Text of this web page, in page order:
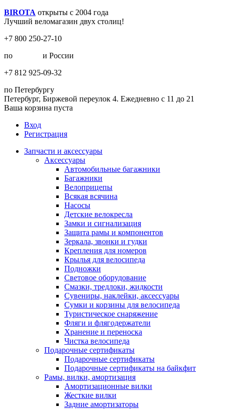
BIROTA открыты с 2004 года
Лучший веломагазин двух столиц!
+7 800 250-27-10
по
и России
+7 812 925-09-32
по Петербургу
Петербург, Биржевой переулок 4. Ежедневно с 11 до 21
Ваша корзина пуста
Вход
Регистрация
Запчасти и аксессуары
Аксессуары
Автомобильные багажники
Багажники
Велоприцепы
Всякая всячина
Насосы
Детские велокресла
Замки и сигнализация
Защита рамы и компонентов
Зеркала, звонки и гудки
Крепления для номеров
Крылья для велосипеда
Подножки
Световое оборудование
Смазки, тредлоки, жидкости
Сувениры, наклейки, аксессуары
Сумки и корзины для велосипеда
Туристическое снаряжение
Фляги и флягодержатели
Хранение и переноска
Чистка велосипеда
Подарочные сертификаты
Подарочные сертификаты
Подарочные сертификаты на байкфит
Рамы, вилки, амортизация
Амортизационные вилки
Жесткие вилки
Задние амортизаторы